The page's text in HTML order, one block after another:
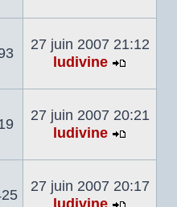
le
dernier
27 juin 2007 21:12
ludivine
le
dernier
27 juin 2007 20:21
ludivine
le
dernier
27 juin 2007 20:17
ludivine